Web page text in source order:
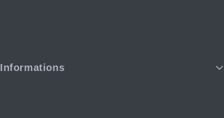
Informations